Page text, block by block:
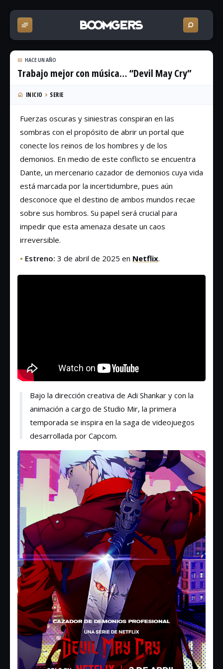
HACE UN AÑO
Trabajo mejor con música… “Devil May Cry”
INICIO SERIE
Fuerzas oscuras y siniestras conspiran en las
sombras con el propósito de abrir un portal que
conecte los reinos de los hombres y de los
demonios. En medio de este conflicto se encuentra
Dante, un mercenario cazador de demonios cuya vida
está marcada por la incertidumbre, pues aún
desconoce que el destino de ambos mundos recae
sobre sus hombros. Su papel será crucial para
impedir que esta amenaza desate un caos
irreversible.
• Estreno: 3 de abril de 2025 en Netflix.
Bajo la dirección creativa de Adi Shankar y con la
animación a cargo de Studio Mir, la primera
temporada se inspira en la saga de videojuegos
desarrollada por Capcom.